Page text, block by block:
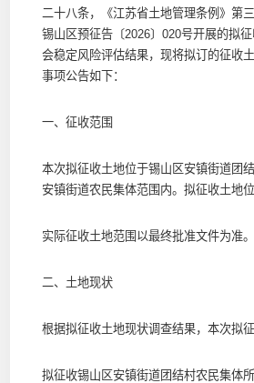
二十八条，《江苏省土地管理条例》第
锡山区预征告〔2026〕020号开展的拟
会稳定风险评估结果，现将拟订的征收
事项公告如下：
一、征收范围
本次拟征收土地位于锡山区安镇街道团
安镇街道农民集体范围内。拟征收土地位
实际征收土地范围以最终批准文件为准。
二、土地现状
根据拟征收土地现状调查结果，本次拟
拟征收锡山区安镇街道团结村农民集体